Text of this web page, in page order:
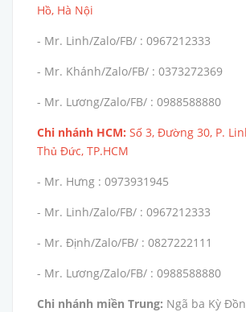
Hồ, Hà Nội
- Mr. Linh/Zalo/FB/ : 0967212333
- Mr. Khánh/Zalo/FB/ : 0373272369
- Mr. Lương/Zalo/FB/ : 0988588880
Chi nhánh HCM: Số 3, Đường 30, P.
Thủ Đức, TP.HCM
- Mr. Hưng : 0973931945
- Mr. Linh/Zalo/FB/ : 0967212333
- Mr. Định/Zalo/FB/ : 0827222111
- Mr. Lương/Zalo/FB/ : 0988588880
Chi nhánh miền Trung: Ngã ba Kỳ